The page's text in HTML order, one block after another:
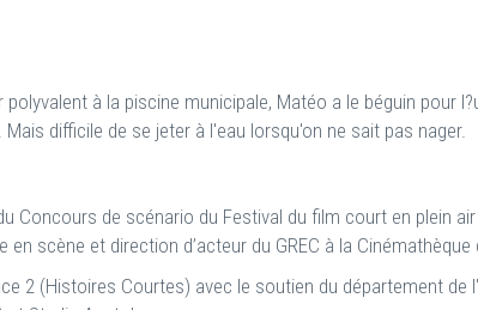
polyvalent à la piscine municipale, Matéo a le béguin pour
difficile de se jeter à l'eau lorsqu'on ne sait pas nager.
Concours de scénario du Festival du film court en plein
en scène et direction d’acteur du GREC à la Cinémathèque
2 (Histoires Courtes) avec le soutien du département de